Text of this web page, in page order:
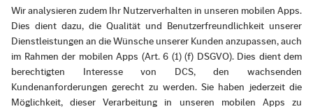
Wir analysieren zudem Ihr Nutzerverhalten in unseren mobilen Apps.
Dies dient dazu, die Qualität und Benutzerfreundlichkeit unserer
Dienstleistungen an die Wünsche unserer Kunden anzupassen, auch
im Rahmen der mobilen Apps (Art. 6 (1) (f) DSGVO). Dies dient dem
berechtigten Interesse von DCS, den wachsenden
Kundenanforderungen gerecht zu werden. Sie haben jederzeit die
Möglichkeit, dieser Verarbeitung in unseren mobilen Apps zu